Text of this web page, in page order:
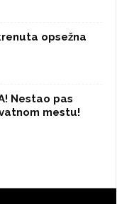
opsežna
Nestao pas
mestu!